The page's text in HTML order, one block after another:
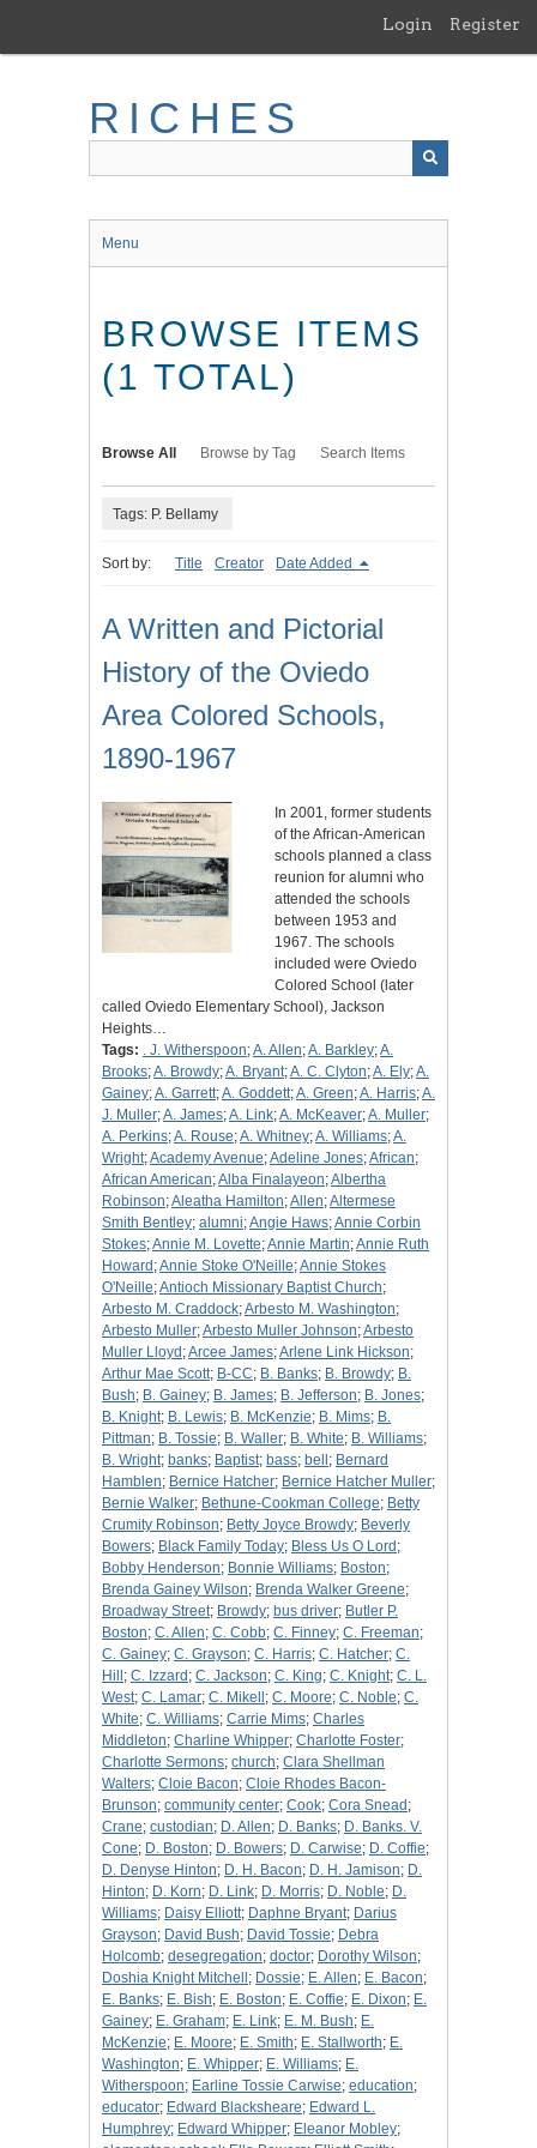
main
Login Register
RICHES
Menu
BROWSE ITEMS
(1 TOTAL)
Browse All Browse by Tag Search Items
Tags: P. Bellamy
Sort by: Title Creator Date Added
A Written and Pictorial
History of the Oviedo
Area Colored Schools,
1890-1967
In 2001, former students
of the African-American
schools planned a class
reunion for alumni who
attended the schools
between 1953 and
1967. The schools
included were Oviedo
Colored School (later
called Oviedo Elementary School), Jackson
Heights…
Tags: . J. Witherspoon;A. Allen;A. Barkley;A.
Brooks;A. Browdy;A. Bryant;A. C. Clyton;A. Ely;A.
Gainey;A. Garrett;A. Goddett;A. Green;A. Harris;A.
J. Muller;A. James;A. Link;A. McKeaver;A. Muller;
A. Perkins;A. Rouse;A. Whitney;A. Williams;A.
Wright;Academy Avenue;Adeline Jones;African;
African American;Alba Finalayeon;Albertha
Robinson;Aleatha Hamilton;Allen;Altermese
Smith Bentley; alumni;Angie Haws;Annie Corbin
Stokes;Annie M. Lovette;Annie Martin;Annie Ruth
Howard ;Annie Stoke O'Neille;Annie Stokes
O'Neille;Antioch Missionary Baptist Church;
Arbesto M. Craddock;Arbesto M. Washington;
Arbesto Muller;Arbesto Muller Johnson;Arbesto
Muller Lloyd ;Arcee James;Arlene Link Hickson;
Arthur Mae Scott; B-CC; B. Banks; B. Browdy; B.
Bush; B. Gainey; B. James; B. Jefferson; B. Jones;
B. Knight; B. Lewis; B. McKenzie; B. Mims; B.
Pittman; B. Tossie; B. Waller; B. White; B. Williams;
B. Wright; banks; Baptist; bass; bell ; Bernard
Hamblen; Bernice Hatcher; Bernice Hatcher Muller;
Bernie Walker; Bethune-Cookman College; Betty
Crumity Robinson; Betty Joyce Browdy; Beverly
Bowers; Black Family Today; Bless Us O Lord ;
Bobby Henderson; Bonnie Williams; Boston;
Brenda Gainey Wilson; Brenda Walker Greene;
Broadway Street; Browdy; bus driver; Butler P.
Boston; C. Allen; C. Cobb; C. Finney; C. Freeman;
C. Gainey; C. Grayson; C. Harris; C. Hatcher; C.
Hill ; C. Izzard ; C. Jackson; C. King; C. Knight; C. L.
West; C. Lamar; C. Mikell ; C. Moore; C. Noble; C.
White; C. Williams; Carrie Mims; Charles
Middleton; Charline Whipper; Charlotte Foster;
Charlotte Sermons; church; Clara Shellman
Walters; Cloie Bacon; Cloie Rhodes Bacon-
Brunson; community center; Cook; Cora Snead ;
Crane; custodian; D. Allen; D. Banks; D. Banks. V.
Cone; D. Boston; D. Bowers; D. Carwise; D. Coffie;
D. Denyse Hinton; D. H. Bacon; D. H. Jamison; D.
Hinton; D. Korn; D. Link; D. Morris; D. Noble; D.
Williams; Daisy Elliott; Daphne Bryant; Darius
Grayson; David Bush; David Tossie; Debra
Holcomb; desegregation; doctor; Dorothy Wilson;
Doshia Knight Mitchell ; Dossie; E. Allen; E. Bacon;
E. Banks; E. Bish; E. Boston; E. Coffie; E. Dixon; E.
Gainey; E. Graham; E. Link; E. M. Bush; E.
McKenzie; E. Moore; E. Smith; E. Stallworth; E.
Washington; E. Whipper; E. Williams; E.
Witherspoon; Earline Tossie Carwise; education;
educator; Edward Blacksheare; Edward L.
Humphrey; Edward Whipper; Eleanor Mobley;